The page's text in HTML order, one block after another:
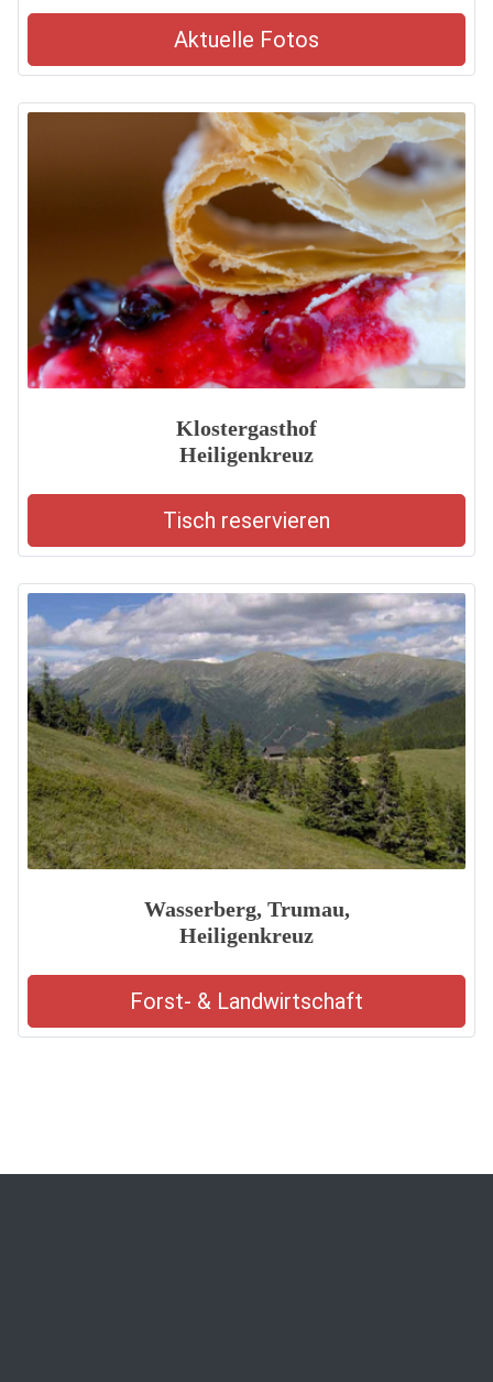
Aktuelle Fotos
Klostergasthof
Heiligenkreuz
Tisch reservieren
Wasserberg, Trumau,
Heiligenkreuz
Forst- & Landwirtschaft